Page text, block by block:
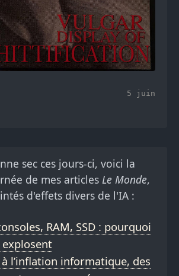
5 juin
sec ces jours-ci, voici la
de mes articles Le Monde,
d'effets divers de l'IA :
RAM, SSD : pourquoi
à l’inflation informatique, des